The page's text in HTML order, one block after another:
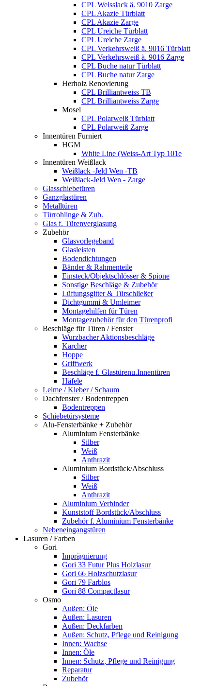
CPL Weisslack ä. 9010 Zarge
CPL Akazie Türblatt
CPL Akazie Zarge
CPL Ureiche Türblatt
CPL Ureiche Zarge
CPL Verkehrsweiß ä. 9016 Türblatt
CPL Verkehrsweiß ä. 9016 Zarge
CPL Buche natur Türblatt
CPL Buche natur Zarge
Herholz Renovierung
CPL Brilliantweiss TB
CPL Brilliantweiss Zarge
Mosel
CPL Polarweiß Türblatt
CPL Polarweiß Zarge
Innentüren Furniert
HGM
White Line (Weiss-Art Typ 101e
Innentüren Weißlack
Weißlack -Jeld Wen -TB
Weißlack-Jeld Wen - Zarge
Glasschiebetüren
Ganzglastüren
Metalltüren
Türrohlinge & Zub.
Glas f. Türenverglasung
Zubehör
Glasvorlegeband
Glasleisten
Bodendichtungen
Bänder & Rahmenteile
Einsteck/Objektschlösser & Spione
Sonstige Beschläge & Zubehör
Lüftungsgitter & Türschließer
Dichtgummi & Umleimer
Montagehilfen für Türen
Montagezubehör für den Türenprofi
Beschläge für Türen / Fenster
Wurzbacher Aktionsbeschläge
Karcher
Hoppe
Griffwerk
Beschläge f. Glastürenu.Innentüren
Häfele
Leime / Kleber / Schaum
Dachfenster / Bodentreppen
Bodentreppen
Schiebetürsysteme
Alu-Fensterbänke + Zubehör
Aluminium Fensterbänke
Silber
Weiß
Anthrazit
Aluminium Bordstück/Abschluss
Silber
Weiß
Anthrazit
Aluminium Verbinder
Kunststoff Bordstück/Abschluss
Zubehör f. Aluminium Fensterbänke
Nebeneingangstüren
Lasuren / Farben
Gori
Imprägnierung
Gori 33 Futur Plus Holzlasur
Gori 66 Holzschutzlasur
Gori 79 Farblos
Gori 88 Compactlasur
Osmo
Außen: Öle
Außen: Lasuren
Außen: Deckfarben
Außen: Schutz, Pflege und Reinigung
Innen: Wachse
Innen: Öle
Innen: Schutz, Pflege und Reinigung
Reparatur
Zubehör